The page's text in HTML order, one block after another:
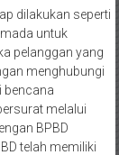
dilakukan seperti
untuk
pelanggan yang
menghubungi
bencana
melalui
BPBD
telah memiliki